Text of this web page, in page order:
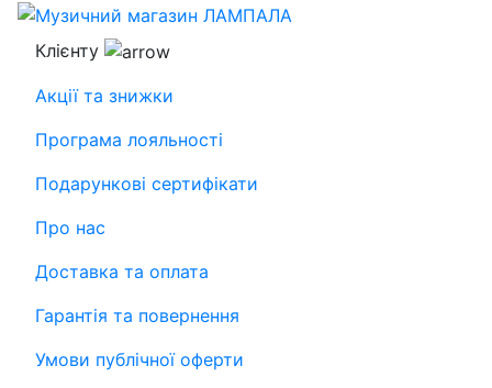
Клієнту
Акції та знижки
Програма лояльності
Подарункові сертифікати
Про нас
Доставка та оплата
Гарантія та повернення
Умови публічної оферти